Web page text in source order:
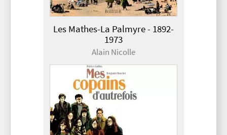
Les Mathes-La Palmyre - 1892-
1973
Alain Nicolle